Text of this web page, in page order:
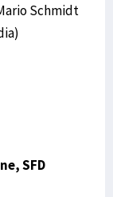
Schmidt
SFD